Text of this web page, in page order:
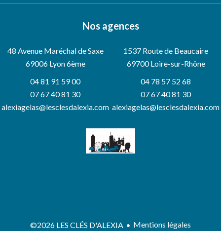
Nos agences
48 Avenue Maréchal de Saxe
69006Lyon 6ème
04 81 91 59 00
07 67 40 81 30
alexiagelas@lesclesdalexia.com
1537 Route de Beaucaire
69700 Loire-sur-Rhône
04 78 57 52 68
07 67 40 81 30
alexiagelas@lesclesdalexia.com
©2026 LES CLÉS D'ALEXIA Mentions légales